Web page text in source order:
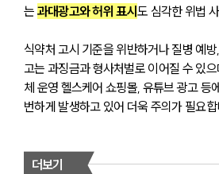
는 과대광고와 허위 표시도 심각한 위법
식약처 고시 기준을 위반하거나 질병 예
고는 과징금과 형사처벌로 이어질 수 있
체 운영 헬스케어 쇼핑몰, 유튜브 광고 등
번하게 발생하고 있어 더욱 주의가 필요합
더보기